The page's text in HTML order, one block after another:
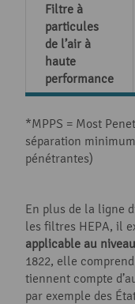
Filtre à
particules
de l’air à
haute
performance
*MPPS = Most
séparation
pénétrantes)
En plus de la ligne
les filtres HEPA, il
applicable au
1822, elle
tiennent compte
par exemple des